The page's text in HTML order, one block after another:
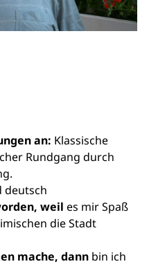
an: Klassische
Rundgang durch
deutsch
weil es mir Spaß
die Stadt
mache, dann bin ich